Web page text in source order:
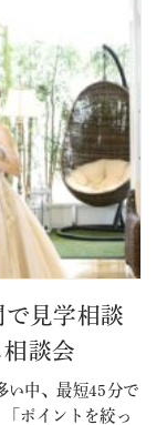
見学相談
談会
い中、最短45分で
ポイントを絞っ